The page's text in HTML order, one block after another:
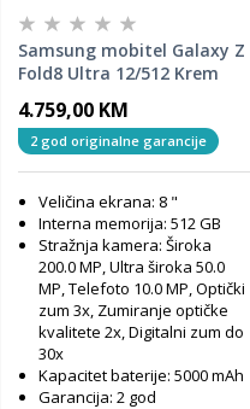
Samsung mobitel Galaxy Z
Fold8 Ultra 12/512 Krem
4.759,00 KM
2 god originalne garancije
Veličina ekrana: 8 "
Interna memorija: 512 GB
Stražnja kamera: Široka
200.0 MP, Ultra široka 50.0
MP, Telefoto 10.0 MP, Optički
zum 3x, Zumiranje optičke
kvalitete 2x, Digitalni zum do
30x
Kapacitet baterije: 5000 mAh
Garancija: 2 god